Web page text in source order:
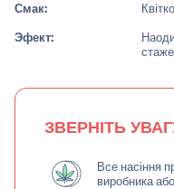
Смак:
Эфект:
ЗВЕРНІТЬ
Все насіння
виробника